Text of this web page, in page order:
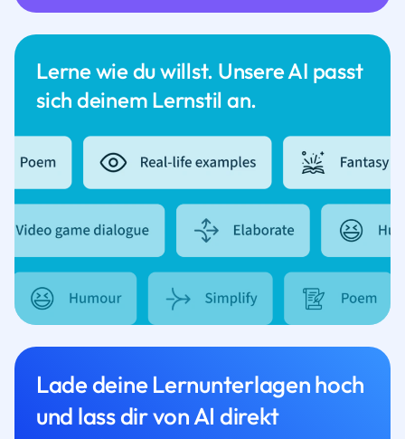
Lerne wie du willst. Unsere AI passt
sich deinem Lernstil an.
Lade deine Lernunterlagen hoch
und lass dir von AI direkt